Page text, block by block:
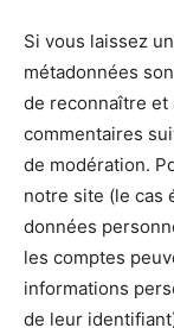
Si vous laissez
métadonnées
de reconnaître et
commentaires
de modération.
notre site (le cas
données
les comptes
informations
de leur